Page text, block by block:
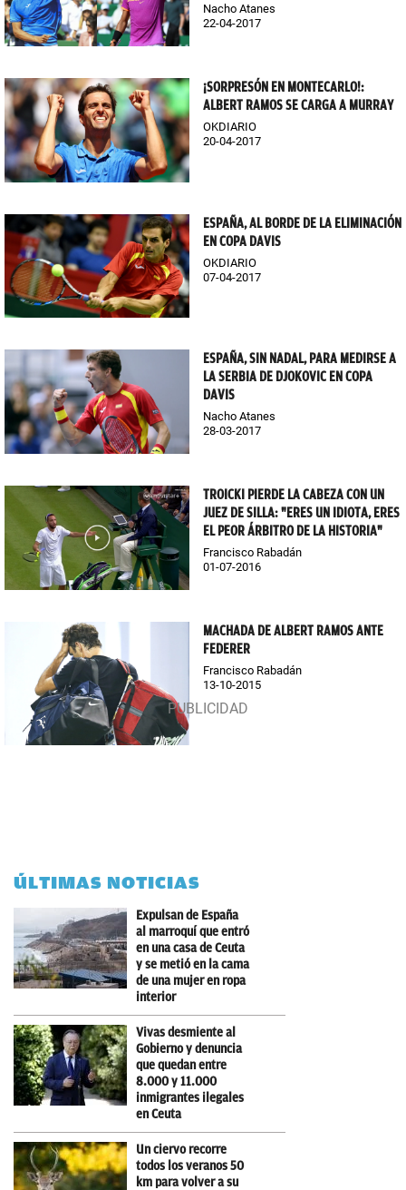
Nacho Atanes
22-04-2017
¡SORPRESÓN EN MONTECARLO!:
ALBERT RAMOS SE CARGA A MURRAY
OKDIARIO
20-04-2017
ESPAÑA, AL BORDE DE LA ELIMINACIÓN
EN COPA DAVIS
OKDIARIO
07-04-2017
ESPAÑA, SIN NADAL, PARA MEDIRSE A
LA SERBIA DE DJOKOVIC EN COPA
DAVIS
Nacho Atanes
28-03-2017
TROICKI PIERDE LA CABEZA CON UN
JUEZ DE SILLA: "ERES UN IDIOTA, ERES
EL PEOR ÁRBITRO DE LA HISTORIA"
Francisco Rabadán
01-07-2016
MACHADA DE ALBERT RAMOS ANTE
FEDERER
Francisco Rabadán
13-10-2015
ÚLTIMAS NOTICIAS
Expulsan de España
al marroquí que entró
en una casa de Ceuta
y se metió en la cama
de una mujer en ropa
interior
Vivas desmiente al
Gobierno y denuncia
que quedan entre
8.000 y 11.000
inmigrantes ilegales
en Ceuta
Un ciervo recorre
todos los veranos 50
km para volver a su